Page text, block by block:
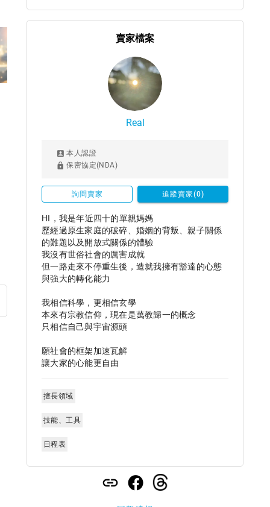
賣家檔案
Real
本人認證
保密協定(NDA)
詢問賣家 追蹤賣家(0)
HI，我是年近四十的單親媽媽
歷經過原生家庭的破碎、婚姻的背叛、親子關係
的難題以及開放式關係的體驗
我沒有世俗社會的厲害成就
但一路走來不停重生後，造就我擁有豁達的心態
與強大的轉化能力
我相信科學，更相信玄學
本來有宗教信仰，現在是萬教歸一的概念
只相信自己與宇宙源頭
願社會的框架加速瓦解
讓大家的心能更自由
擅長領域
技能、工具
日程表